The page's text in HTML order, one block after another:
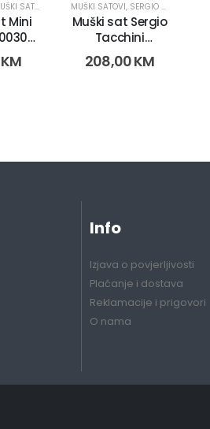
SATOVI
Mini
1)
KM
MUŠKI SATOVI, SERGIO TACCHINI
Muški sat Sergio
Tacchini
ST.8.117.05 (1418)
208,00KM
Info
Izjava o povjerljivosti
Plaćanje i dostava
Reklamacije i prigovori
O nama